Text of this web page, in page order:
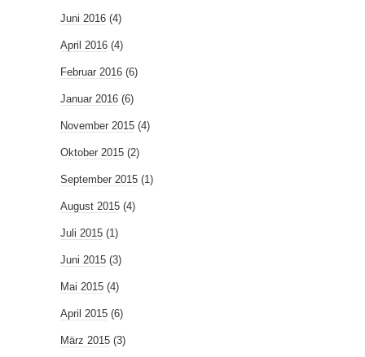
Juni 2016 (4)
April 2016 (4)
Februar 2016 (6)
Januar 2016 (6)
November 2015 (4)
Oktober 2015 (2)
September 2015 (1)
August 2015 (4)
Juli 2015 (1)
Juni 2015 (3)
Mai 2015 (4)
April 2015 (6)
März 2015 (3)